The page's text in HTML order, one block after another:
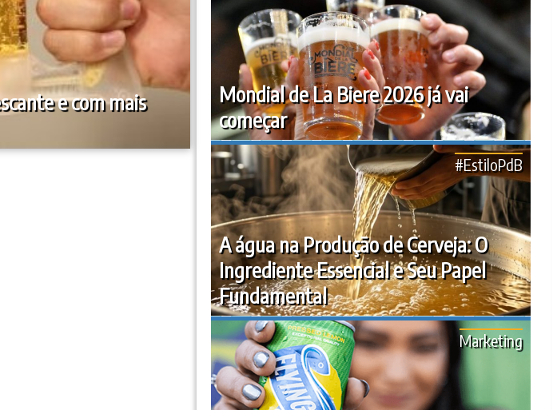
e com mais
Mondial de La Biere 2026 já vai
começar
A água na Produção de Cerveja: O
Ingrediente Essencial e Seu Papel
Fundamental
#EstiloPdB
Marketing